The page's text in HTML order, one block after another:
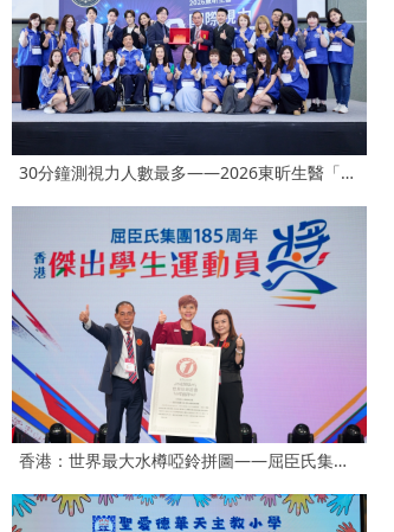
30分鐘測視力人數最多——2026東昕生醫「國際視力30分鐘挑戰賽」
香港：世界最大水樽啞鈴拼圖——屈臣氏集團185周年水樽啞鈴拼圖